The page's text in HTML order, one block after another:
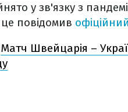
у зв'язку з
повідомив
Матч Швейцарія –